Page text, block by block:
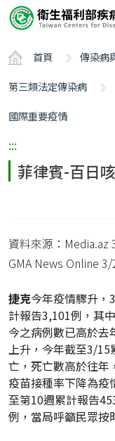
要
容
ALT+C
首頁 傳染病
第三類法定傳染病
國際重要疫情
:::
菲律賓-百日咳
資料來源：Media.az
GMA News Online 3/
捷克今年疫情驟升，
計報告3,101例，其
今之病例數已高於去
上升，今年截至3/15
亡，死亡數高於往年
疫苗接種率下降為疫
至第10週累計報告
例，當局呼籲民眾按